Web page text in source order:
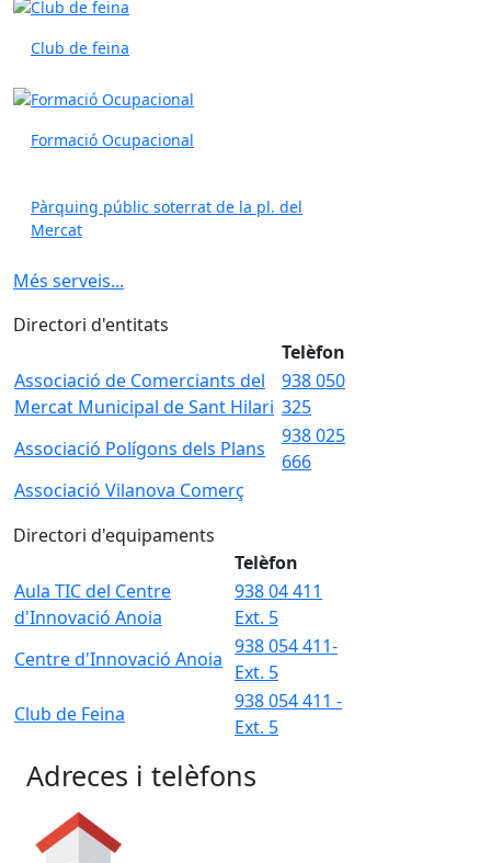
Club de feina
Formació Ocupacional
Pàrquing públic soterrat de la pl. del
Mercat
Més serveis...
Directori d'entitats
Telèfon
Associació de Comerciants del
Mercat Municipal de Sant Hilari
938 050
325
Associació Polígons dels Plans
938 025
666
Associació Vilanova Comerç
Directori d'equipaments
Telèfon
Aula TIC del Centre
d'Innovació Anoia
938 04 411
Ext. 5
Centre d'Innovació Anoia
938 054 411-
Ext. 5
Club de Feina
938 054 411 -
Ext. 5
Adreces i telèfons